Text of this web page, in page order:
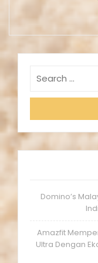
Domino’s
Amazfit
Ultra Dengan